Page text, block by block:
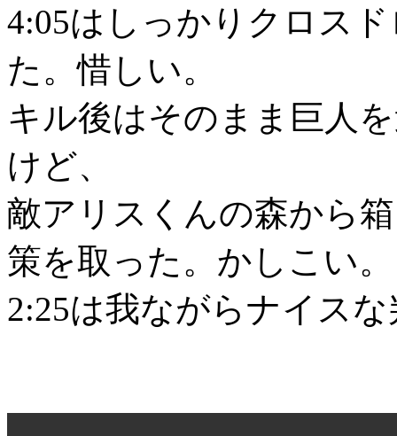
4:05はしっかりクロス
た。惜しい。
キル後はそのまま巨人
けど、
敵アリスくんの森から
策を取った。かしこい。
2:25は我ながらナイス